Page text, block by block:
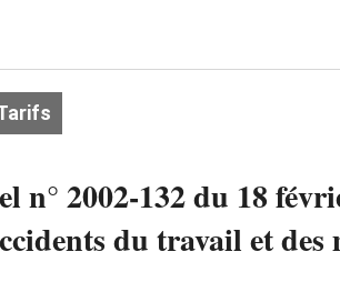
n° 2002-132 du 18
du travail et